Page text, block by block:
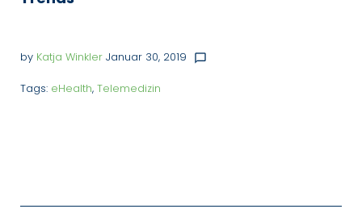
by Katja Winkler Januar 30, 2019 chat_bubble_outline
Tags: eHealth, Telemedizin